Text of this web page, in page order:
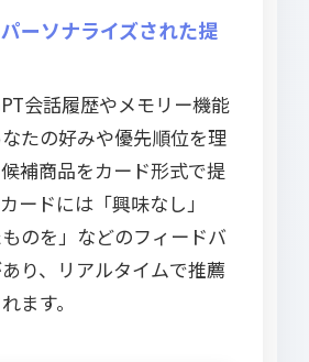
ーソナライズされた提
会話履歴やメモリー機能
たの好みや優先順位を理
補商品をカード形式で提
ードには「興味なし」
ものを」などのフィードバ
り、リアルタイムで推薦
ます。